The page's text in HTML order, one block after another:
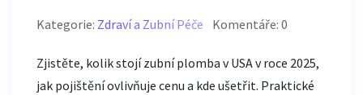
Kategorie: Zdraví a Zubní Péče Komentáře: 0
Zjistěte, kolik stojí zubní plomba v USA v roce 2025,
jak pojištění ovlivňuje cenu a kde ušetřit. Praktické